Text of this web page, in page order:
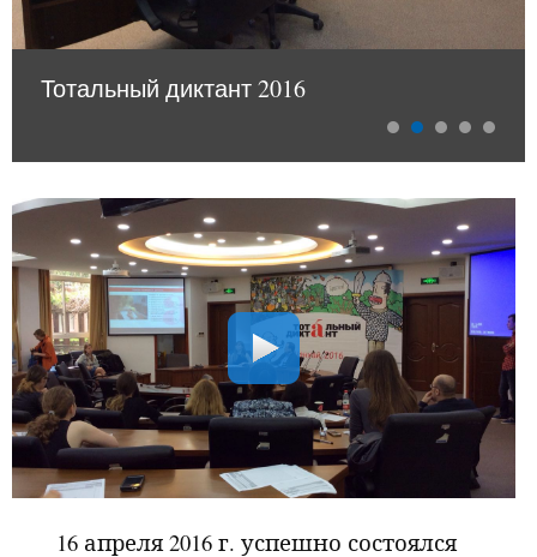
Тотальный диктант 2016
16 апреля 2016 г. успешно состоялся